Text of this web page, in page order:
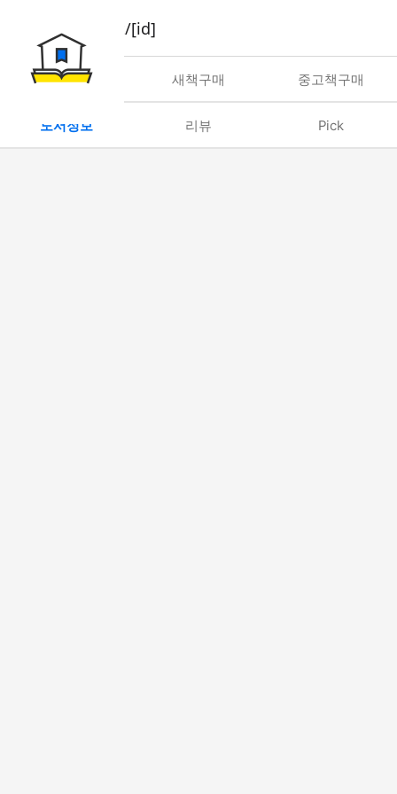
book/rent/[id]
대여 새책구매 중고책구매
도서정보 리뷰 Pick